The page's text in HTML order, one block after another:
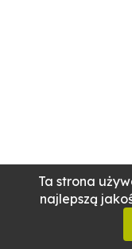
Ta strona
najlepszą